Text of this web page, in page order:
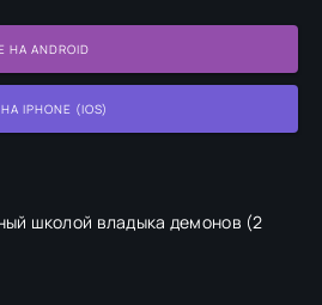
НА ANDROID
IPHONE (IOS)
школой владыка демонов (2